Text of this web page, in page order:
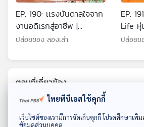
ดาวน์โหลด Thai PBS Podcast Application
EP. 190: เเรงบันดาลใจจาก
งานอดิเรกสู่อาชีพ |
มหาวิทยาลัยสงขลานครินทร์
ปล่อยของ ลองเล่า
EP.
Life หุ่
ผอมก็
ปล่อยข
ตอนที่เกี่ยวข้อง
ไทยพีบีเอสใช้คุกกี้
เว็บไซต์ของเรามีการจัดเก็บคุกกี้ โปรดศึกษาเพิ่
ข้อมูลส่วนบุคคล